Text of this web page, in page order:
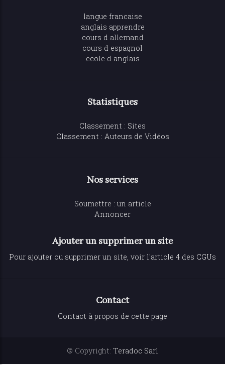
langue francaise
anglais apprendre
cours d allemand
cours d espagnol
ecole d anglais
Statistiques
Classement : Sites
Classement : Auteurs de Vidéos
Nos services
Soumettre : un article
Annoncer
Ajouter un supprimer un site
Pour ajouter ou supprimer un site, voir l'article 4 des CGUs
Contact
Contact à propos de cette page
© Copyright: Teradoc Sarl